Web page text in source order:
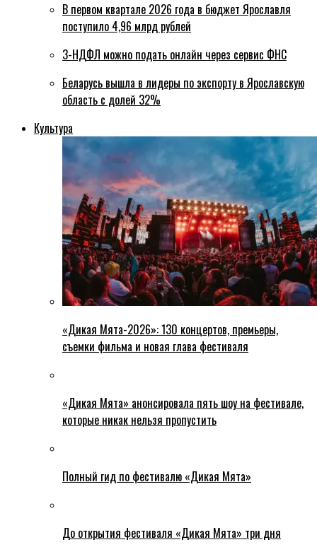
В первом квартале 2026 года в бюджет Ярославля
поступило 4,96 млрд рублей
3-НДФЛ можно подать онлайн через сервис ФНС
Беларусь вышла в лидеры по экспорту в Ярославскую
область с долей 32%
Культура
«Дикая Мята-2026»: 130 концертов, премьеры,
съемки фильма и новая глава фестиваля
«Дикая Мята» анонсировала пять шоу на фестивале,
которые никак нельзя пропустить
Полный гид по фестивалю «Дикая Мята»
До открытия фестиваля «Дикая Мята» три дня